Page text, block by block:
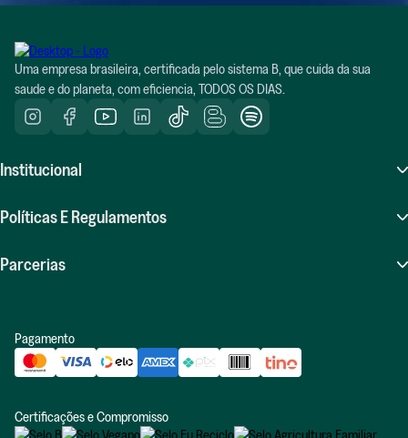
Uma empresa brasileira, certificada pelo sistema B, que cuida da sua
saude e do planeta, com eficiencia, TODOS OS DIAS.
Institucional
Sobre Nós
Indique E Ganhe
Blog
Relatório De Impacto
Políticas E Regulamentos
Perguntas Frequentes (FAQ)
Políticas De Trocas E Devoluções
Política De Privacidade
Política De Diversidade E Inclusão
Parcerias
Revenda Positiv.a
Pagamento
Certificações e Compromisso